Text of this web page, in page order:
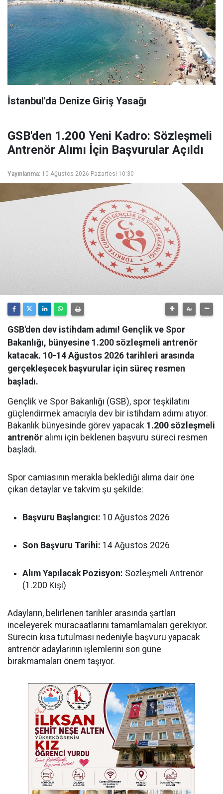
İstanbul'da Denize Giriş Yasağı
GSB'den 1.200 Yeni Kadro: Sözleşmeli
Antrenör Alımı İçin Başvurular Açıldı
Yayınlanma: 10 Ağustos 2026 Pazartesi 10:30
GSB'den dev istihdam adımı! Gençlik ve Spor
Bakanlığı, bünyesine 1.200 sözleşmeli antrenör
katacak. 10-14 Ağustos 2026 tarihleri arasında
gerçekleşecek başvurular için süreç resmen
başladı.
Gençlik ve Spor Bakanlığı (GSB), spor teşkilatını
güçlendirmek amacıyla dev bir istihdam adımı atıyor.
Bakanlık bünyesinde görev yapacak 1.200 sözleşmeli
antrenör alımı için beklenen başvuru süreci resmen
başladı.
Spor camiasının merakla beklediği alıma dair öne
çıkan detaylar ve takvim şu şekilde:
Başvuru Başlangıcı: 10 Ağustos 2026
Son Başvuru Tarihi: 14 Ağustos 2026
Alım Yapılacak Pozisyon: Sözleşmeli Antrenör
(1.200 Kişi)
Adayların, belirlenen tarihler arasında şartları
inceleyerek müracaatlarını tamamlamaları gerekiyor.
Sürecin kısa tutulması nedeniyle başvuru yapacak
antrenör adaylarının işlemlerini son güne
bırakmamaları önem taşıyor.